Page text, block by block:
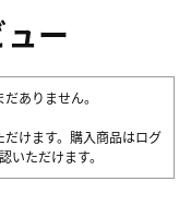
ー
ありません。
けます。購入商品はログ
いただけます。